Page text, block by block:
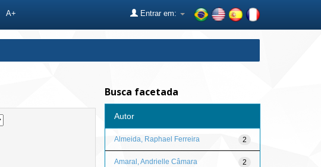
A+ Entrar em:
Busca facetada
Autor
2
Almeida, Raphael Ferreira
2
Amaral, Andrielle Câmara